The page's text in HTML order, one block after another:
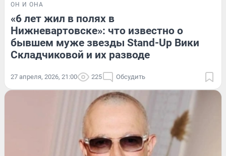
ОН И ОНА
«6 лет жил в полях в
Нижневартовске»: что известно о
бывшем муже звезды Stand-Up Вики
Складчиковой и их разводе
27 апреля, 2026, 21:00 225 Обсудить